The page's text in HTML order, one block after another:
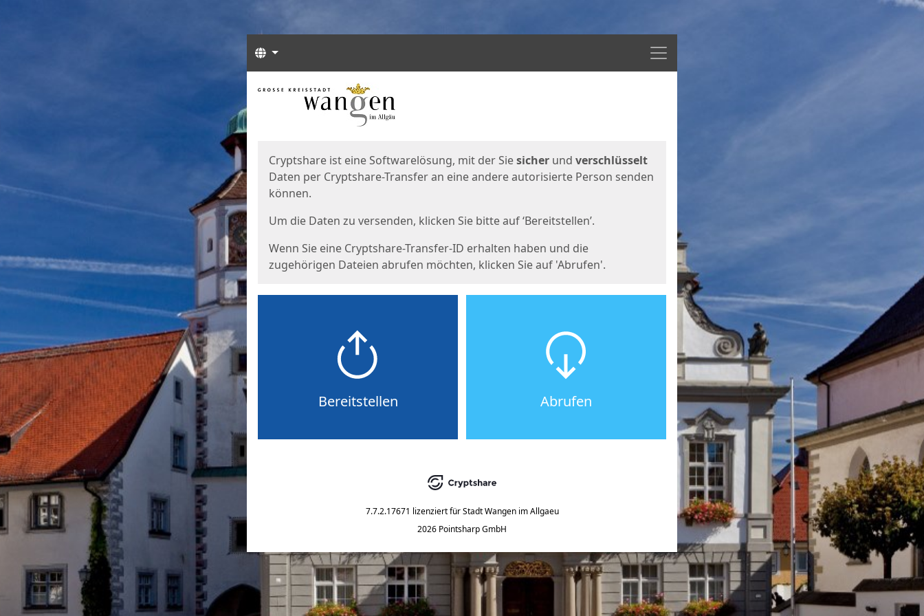
Menü
Sprachen
Start
Cryptshare ist eine Softwarelösung, mit der Siesicher und verschlüsselt
Daten per Cryptshare-Transfer an eine andere autorisierte Person senden
können.
Um die Daten zu versenden, klicken Sie bitte auf ‘Bereitstellen’.
Wenn Sie eine Cryptshare-Transfer-ID erhalten haben und die
zugehörigen Dateien abrufen möchten, klicken Sie auf 'Abrufen'.
Bereitstellen Abrufen
7.7.2.17671 lizenziert für Stadt Wangen im Allgaeu
2026 Pointsharp GmbH